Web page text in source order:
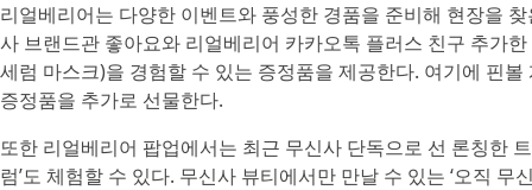
리얼베리어는 다양한 이벤트와 풍성한 경품을 준비해 현장을
사 브랜드관 좋아요와 리얼베리어 카카오톡 플러스 친구 추가
세럼 마스크)을 경험할 수 있는 증정품을 제공한다. 여기에 핀
증정품을 추가로 선물한다.
또한 리얼베리어 팝업에서는 최근 무신사 단독으로 선 론칭한
럼’도 체험할 수 있다. 무신사 뷰티에서만 만날 수 있는 ‘오직